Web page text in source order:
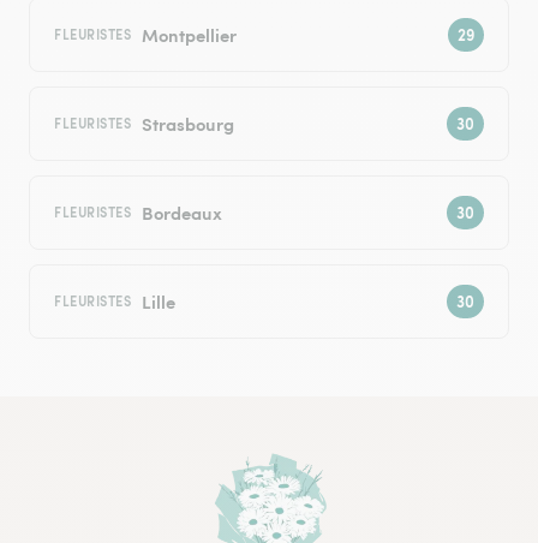
FLEURISTES Montpellier
FLEURISTES Strasbourg
FLEURISTES Bordeaux
FLEURISTES Lille